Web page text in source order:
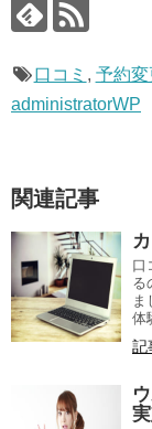
口コミ , 予約変
administratorWP
関連記事
口
る
ま
体
記